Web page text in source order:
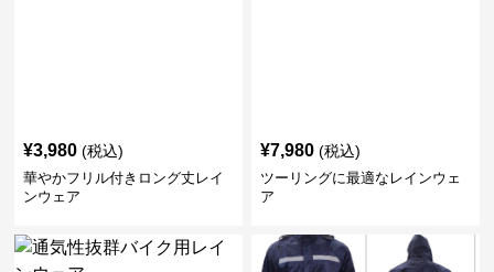
¥3,980 (税込)
華やかフリル付きロング丈レイ
ンウェア
¥7,980 (税込)
ツーリングに最適なレインウェ
ア